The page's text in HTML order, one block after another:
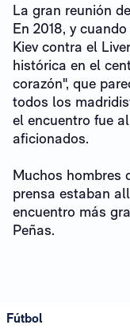
La gran reunión
En 2018, y
Kiev contra el
histórica en el
corazón", que
todos los
el encuentro fue
aficionados.
Muchos hombres
prensa estaban
encuentro más
Peñas.
Fútbol